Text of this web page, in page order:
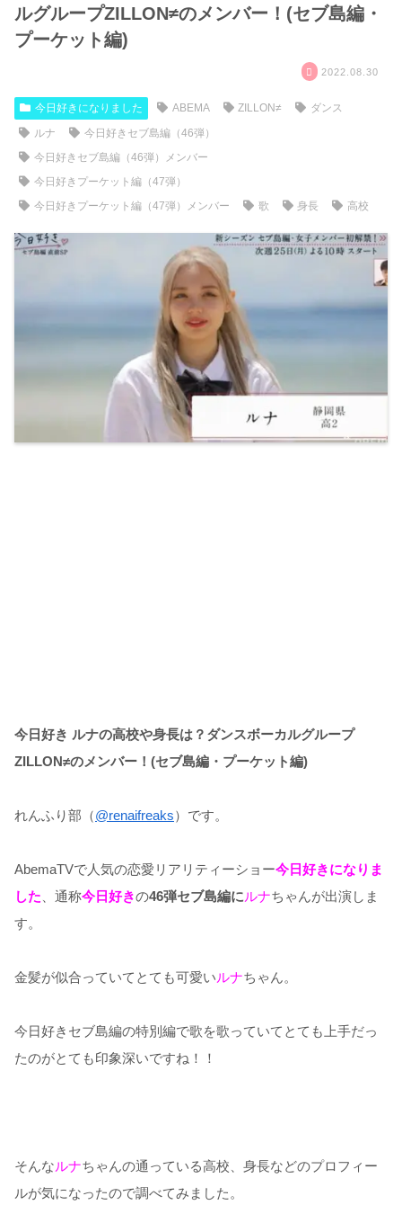
ルグループZILLON≠のメンバー！(セブ島編・
プーケット編)
2022.08.30
今日好きになりました ABEMA ZILLON≠
ダンス
ルナ
今日好きセブ島編（46弾）
今日好きセブ島編（46弾）メンバー
今日好きプーケット編（47弾）
今日好きプーケット編（47弾）メンバー
歌 身長 高校
今日好き ルナの高校や身長は？ダンスボーカルグループ
ZILLON≠のメンバー！(セブ島編・プーケット編)
れんふり部（@renaifreaks）です。
AbemaTVで人気の恋愛リアリティーショー今日好きになりま
した 、通称今日好きの46弾セブ島編にルナちゃんが出演しま
す。
金髪が似合っていてとても可愛いルナちゃん。
今日好きセブ島編の特別編で歌を歌っていてとても上手だっ
たのがとても印象深いですね！！
そんなルナちゃんの通っている高校、身長などのプロフィー
ルが気になったので調べてみました。